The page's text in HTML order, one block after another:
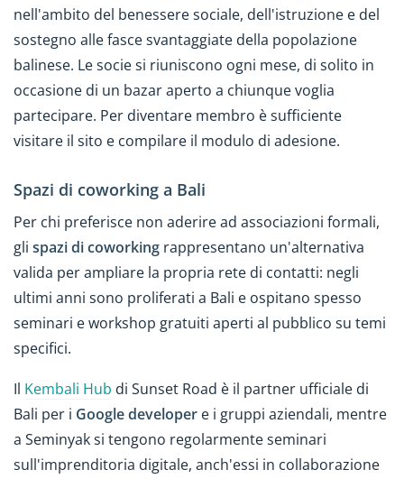
nell'ambito del benessere sociale, dell'istruzione e del
sostegno alle fasce svantaggiate della popolazione
balinese. Le socie si riuniscono ogni mese, di solito in
occasione di un bazar aperto a chiunque voglia
partecipare. Per diventare membro è sufficiente
visitare il sito e compilare il modulo di adesione.
Spazi di coworking a Bali
Per chi preferisce non aderire ad associazioni formali,
gli spazi di coworking rappresentano un'alternativa
valida per ampliare la propria rete di contatti: negli
ultimi anni sono proliferati a Bali e ospitano spesso
seminari e workshop gratuiti aperti al pubblico su temi
specifici.
Il Kembali Hub di Sunset Road è il partner ufficiale di
Bali per i Google developer e i gruppi aziendali, mentre
a Seminyak si tengono regolarmente seminari
sull'imprenditoria digitale, anch'essi in collaborazione